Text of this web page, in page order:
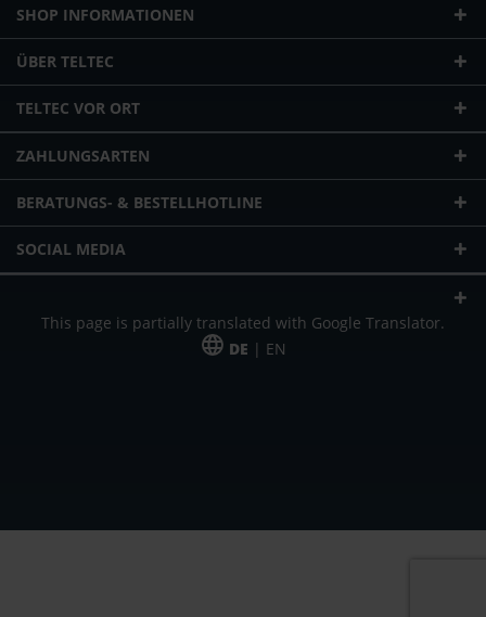
SHOP INFORMATIONEN
ÜBER TELTEC
TELTEC VOR ORT
ZAHLUNGSARTEN
BERATUNGS- & BESTELLHOTLINE
SOCIAL MEDIA
This page is partially translated with Google Translator.
DE | EN